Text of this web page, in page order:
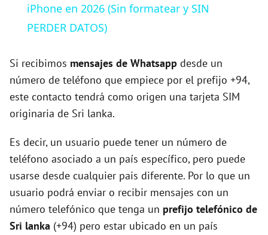
a
V
d
e
o
iPhone en 2026 (Sin formatear y SIN
PERDER DATOS)
Si recibimos mensajes de Whatsapp desde un
número de teléfono que empiece por el prefijo +94,
este contacto tendrá como origen una tarjeta SIM
originaria de Sri lanka.
Es decir, un usuario puede tener un número de
teléfono asociado a un país específico, pero puede
usarse desde cualquier pais diferente. Por lo que un
usuario podrá enviar o recibir mensajes con un
número telefónico que tenga un prefijo telefónico de
Sri lanka (+94) pero estar ubicado en un país